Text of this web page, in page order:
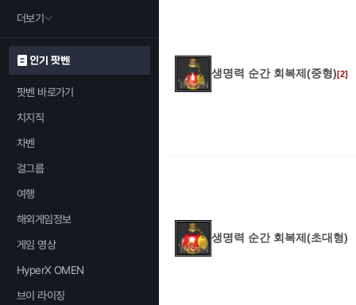
더보기
인기 팟벤
팟벤 바로가기
치지직
차벤
걸그룹
여행
해외게임정보
게임 영상
HyperX OMEN
브이 라이징
생명력 순간 회복제(중형)[2]
생명력 순간 회복제(초대형)